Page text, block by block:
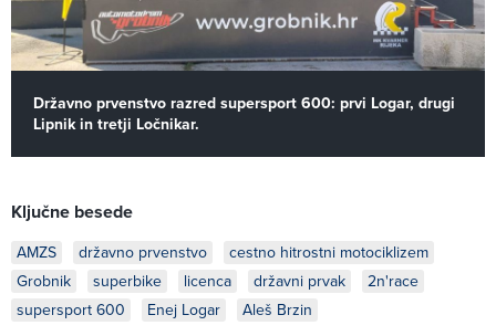
Državno prvenstvo razred supersport 600: prvi Logar, drugi
Lipnik in tretji Ločnikar.
Ključne besede
AMZS državno prvenstvo
cestno hitrostni motociklizem
Grobnik
superbike licenca državni prvak
2n'race
supersport 600
Enej Logar Aleš Brzin